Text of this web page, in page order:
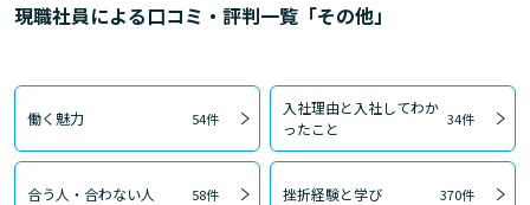
現職社員による口コミ・評判一覧「その他」
働く魅力 54件
入社理由と入社してわか
ったこと
34件
合う人・合わない人 58件 挫折経験と学び 370件